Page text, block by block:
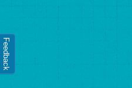
Feedback